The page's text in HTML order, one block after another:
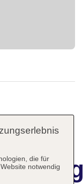
die für
notwendig